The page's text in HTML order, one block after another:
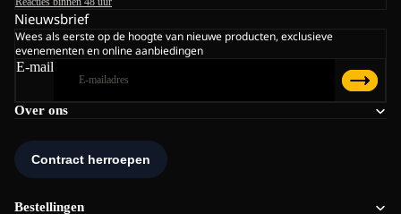
Over ons
Bestellingen
Nieuwsbrief
Wees als eerste op de hoogte van nieuwe producten, exclusieve
evenementen en online aanbiedingen
E-mail